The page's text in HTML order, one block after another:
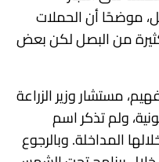
موضحًا أن الحملات
من البصل لكن بعض
مستشار وزير الزراعة
ولم تذكر اسم
المداخلة. وبالرجوع